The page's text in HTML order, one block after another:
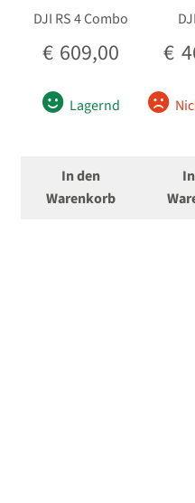
DJI RS 4 Combo
€ 609,00
Lagernd
In den
Warenkorb
€